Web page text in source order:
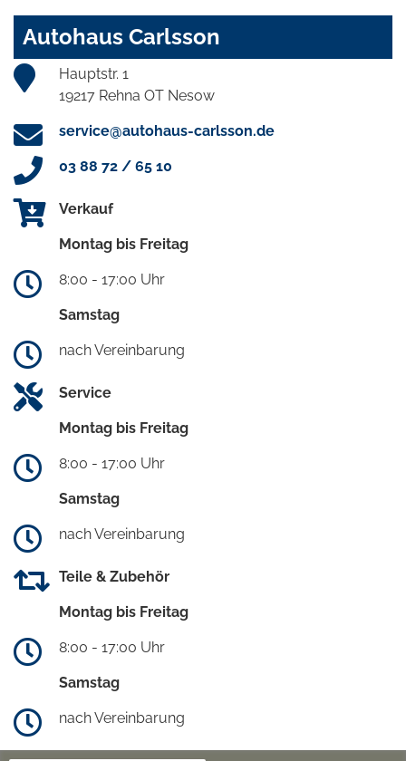
Autohaus Carlsson
Hauptstr. 1
19217 Rehna OT Nesow
service@autohaus-carlsson.de
03 88 72 / 65 10
Verkauf
Montag bis Freitag
8:00 - 17:00 Uhr
Samstag
nach Vereinbarung
Service
Montag bis Freitag
8:00 - 17:00 Uhr
Samstag
nach Vereinbarung
Teile & Zubehör
Montag bis Freitag
8:00 - 17:00 Uhr
Samstag
nach Vereinbarung